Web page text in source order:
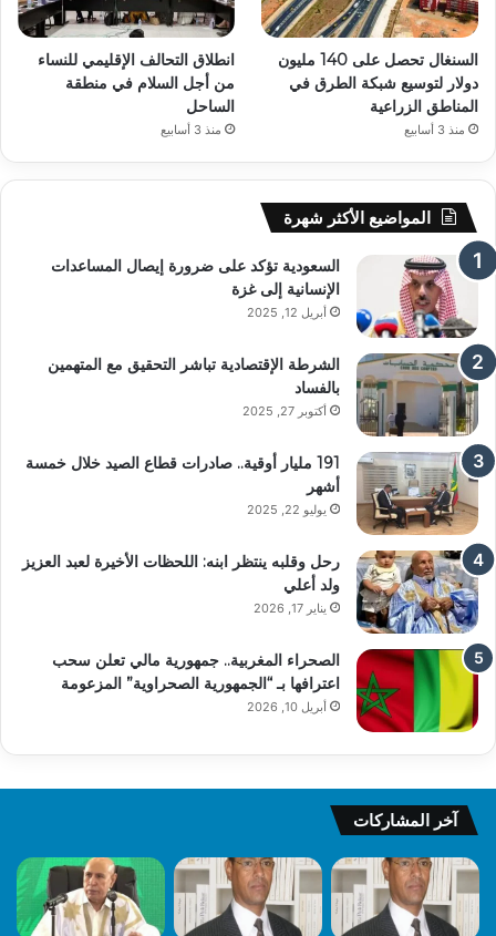
السنغال تحصل على 140 مليون
دولار لتوسيع شبكة الطرق في
المناطق الزراعية
منذ 3 أسابيع
انطلاق التحالف الإقليمي للنساء
من أجل السلام في منطقة
الساحل
منذ 3 أسابيع
المواضيع الأكثر شهرة
السعودية تؤكد على ضرورة إيصال المساعدات
الإنسانية إلى غزة
أبريل 12, 2025
الشرطة الإقتصادية تباشر التحقيق مع المتهمين
بالفساد
أكتوبر 27, 2025
191 مليار أوقية.. صادرات قطاع الصيد خلال خمسة
أشهر
يوليو 22, 2025
رحل وقلبه ينتظر ابنه: اللحظات الأخيرة لعبد العزيز
ولد أعلي
يناير 17, 2026
الصحراء المغربية.. جمهورية مالي تعلن سحب
اعترافها بـ “الجمهورية الصحراوية” المزعومة
أبريل 10, 2026
آخر المشاركات